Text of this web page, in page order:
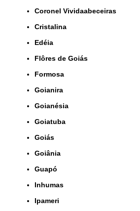
Coronel Vividaabeceiras
Cristalina
Edéia
Flôres de Goiás
Formosa
Goianira
Goianésia
Goiatuba
Goiás
Goiânia
Guapó
Inhumas
Ipameri